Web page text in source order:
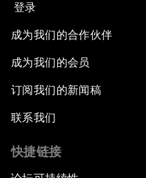
登录
成为我们的合作伙伴
成为我们的会员
订阅我们的新闻稿
联系我们
快捷链接